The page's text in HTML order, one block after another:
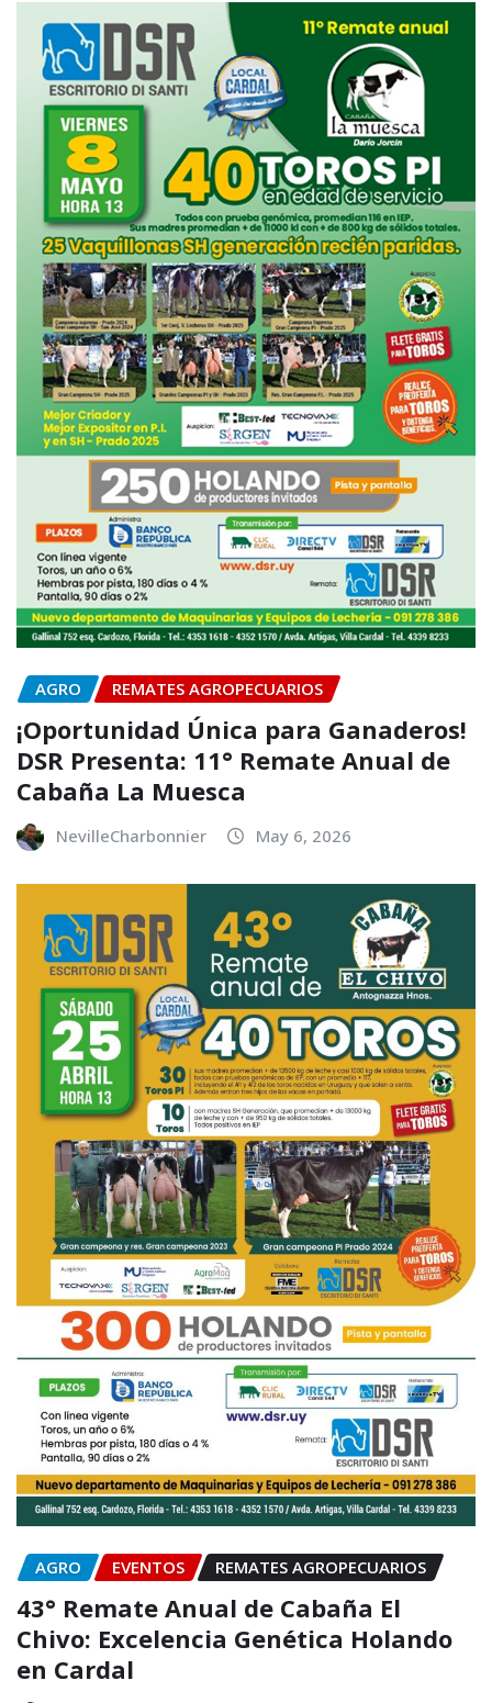
AGRO REMATES AGROPECUARIOS
¡Oportunidad Única para Ganaderos!
DSR Presenta: 11° Remate Anual de
Cabaña La Muesca
NevilleCharbonnier May 6, 2026
AGRO EVENTOS REMATES AGROPECUARIOS
43° Remate Anual de Cabaña El
Chivo: Excelencia Genética Holando
en Cardal